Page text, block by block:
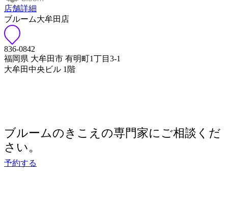
ブルーム大牟田店
836-0842
福岡県 大牟田市 有明町1丁目3-1
大牟田中央ビル 1階
さい。
予約する